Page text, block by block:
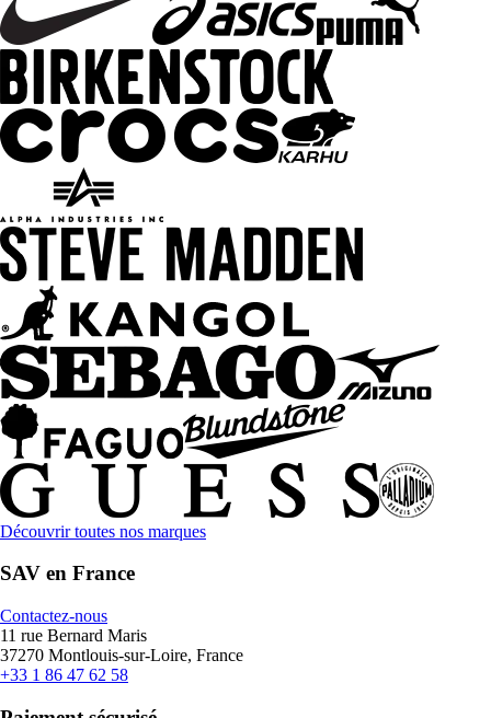
Découvrir toutes nos marques
SAV en France
Contactez-nous
11 rue Bernard Maris
37270 Montlouis-sur-Loire, France
+33 1 86 47 62 58